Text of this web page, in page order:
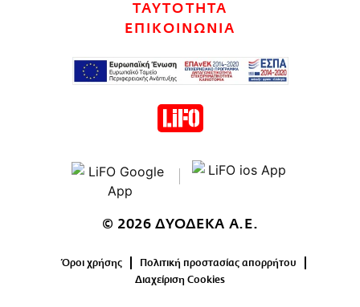
ΤΑΥΤΟΤΗΤΑ
ΕΠΙΚΟΙΝΩΝΙΑ
© 2026 ΔΥΟΔΕΚΑ Α.Ε.
Όροι χρήσης
Πολιτική προστασίας απορρήτου
Διαχείριση Cookies